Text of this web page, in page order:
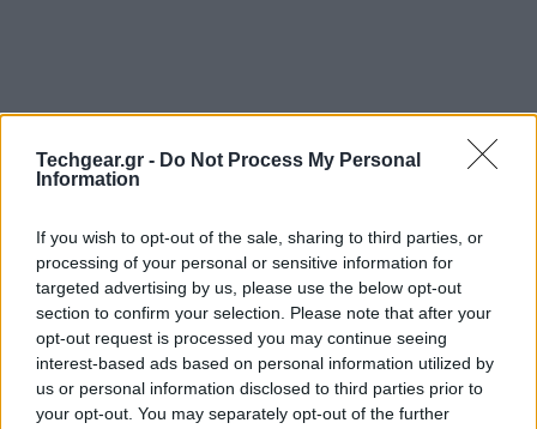
Techgear.gr - Do Not Process My Personal
Information
If you wish to opt-out of the sale, sharing to third parties, or
processing of your personal or sensitive information for
targeted advertising by us, please use the below opt-out
section to confirm your selection. Please note that after your
opt-out request is processed you may continue seeing
interest-based ads based on personal information utilized by
us or personal information disclosed to third parties prior to
your opt-out. You may separately opt-out of the further